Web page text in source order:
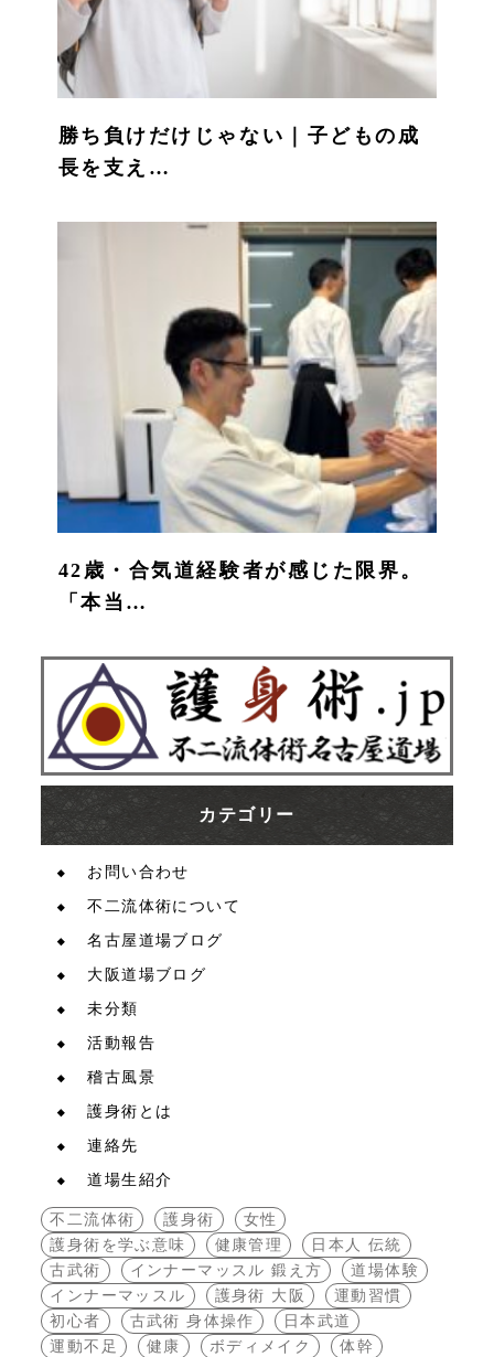
勝ち負けだけじゃない｜子どもの成
長を支え…
42歳・合気道経験者が感じた限界。
「本当…
カテゴリー
お問い合わせ
不二流体術について
名古屋道場ブログ
大阪道場ブログ
未分類
活動報告
稽古風景
護身術とは
連絡先
道場生紹介
不二流体術 護身術
女性
護身術を学ぶ意味
健康管理
日本人 伝統
古武術
インナーマッスル 鍛え方
道場体験
インナーマッスル
護身術 大阪
運動習慣
初心者
古武術 身体操作
日本武道
運動不足
健康 ボディメイク
体幹